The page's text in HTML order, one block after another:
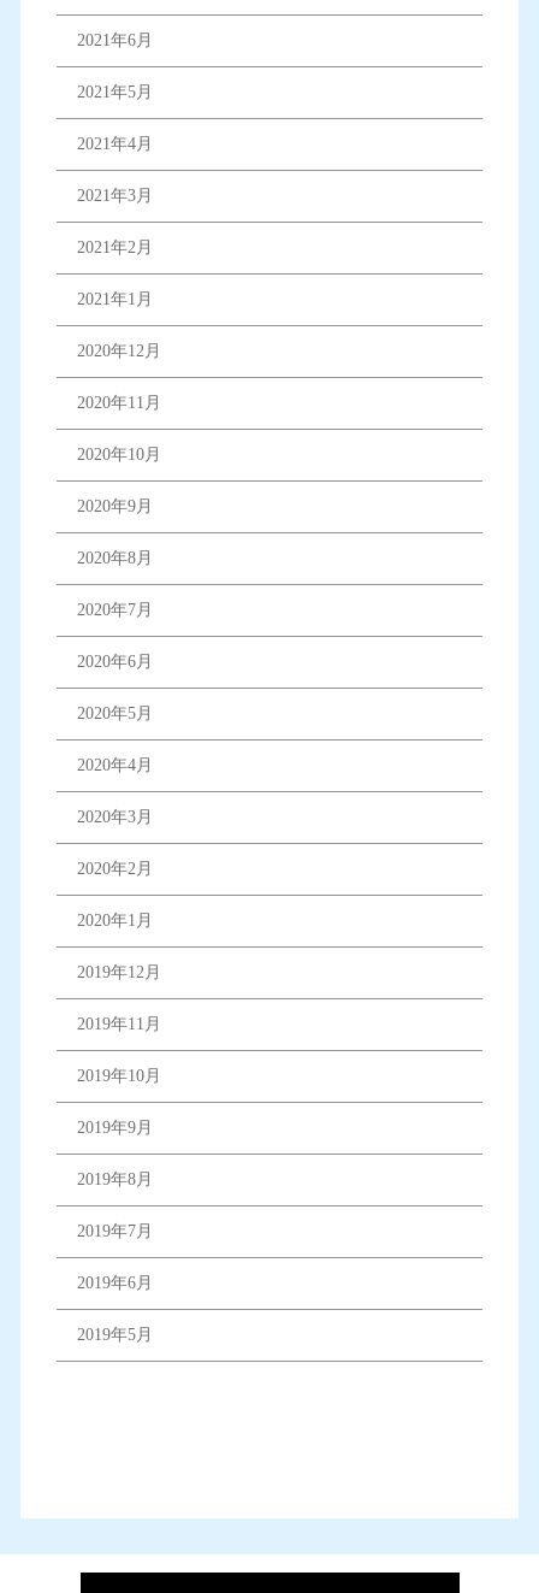
2021年6月
2021年5月
2021年4月
2021年3月
2021年2月
2021年1月
2020年12月
2020年11月
2020年10月
2020年9月
2020年8月
2020年7月
2020年6月
2020年5月
2020年4月
2020年3月
2020年2月
2020年1月
2019年12月
2019年11月
2019年10月
2019年9月
2019年8月
2019年7月
2019年6月
2019年5月